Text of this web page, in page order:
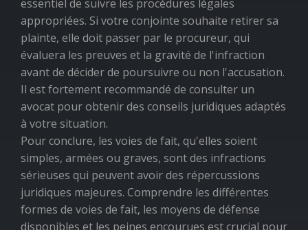
essentiel de suivre les procédures légales
appropriées. Si votre conjointe souhaite retirer sa
plainte, elle doit passer par le procureur, qui
évaluera les preuves et la gravité de l'infraction
avant de décider de poursuivre ou non l'accusation.
Il est fortement recommandé de consulter un
avocat pour obtenir des conseils juridiques adaptés
à votre situation.
Pour conclure, les voies de fait, qu'elles soient
simples, armées ou graves, sont des infractions
sérieuses qui peuvent avoir des répercussions
juridiques majeures. Comprendre les différentes
formes de voies de fait, les moyens de défense
disponibles et les peines encourues est crucial pour